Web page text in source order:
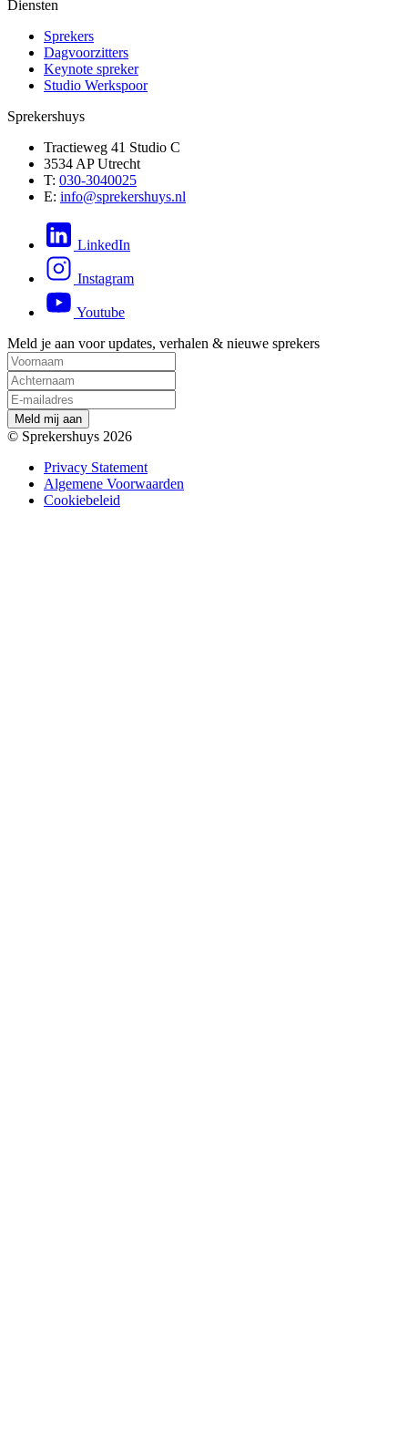
Diensten
Sprekers
Dagvoorzitters
Keynote spreker
Studio Werkspoor
Sprekershuys
Tractieweg 41 Studio C
3534 AP Utrecht
T: 030-3040025
E: info@sprekershuys.nl
LinkedIn
Instagram
Youtube
Meld je aan voor updates, verhalen & nieuwe sprekers
Me d mij aan
© Sprekershuys 2026
Privacy Statement
Algemene Voorwaarden
Cookiebeleid